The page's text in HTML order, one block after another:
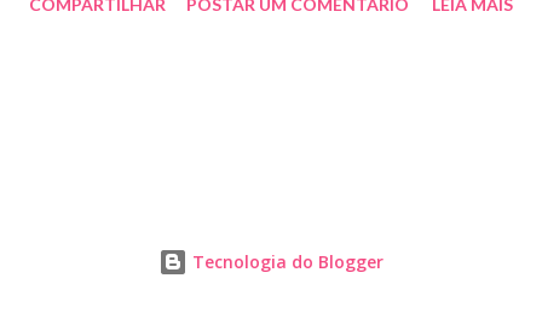
medida certa ( tem sabor e cremosidade ). Preço R$19,99 .
Tecnologia do Blogger